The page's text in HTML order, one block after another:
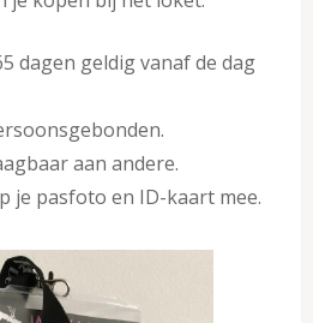
dagen geldig vanaf de dag
aan andere.
je pasfoto en ID-kaart mee.